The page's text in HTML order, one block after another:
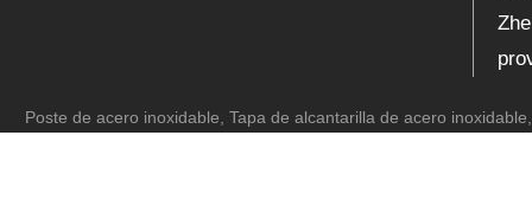
Poste de acero inoxidable Tapa de alcantarilla de acero inoxidable